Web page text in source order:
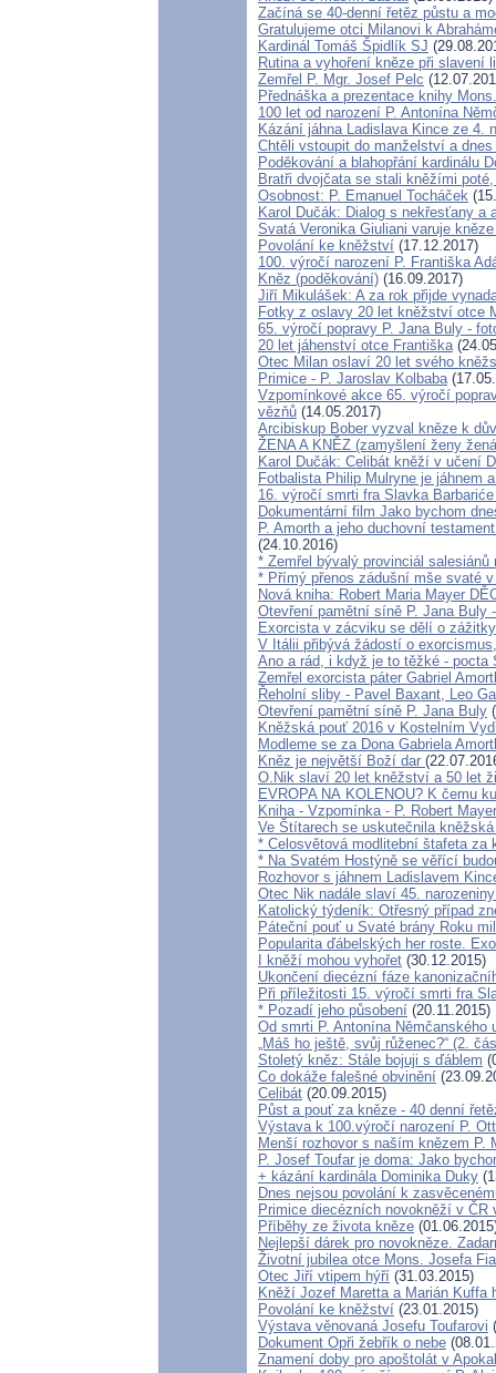
Začíná se 40-denní řetěz půstu a
Gratulujeme otci Milanovi k
Kardinál Tomáš Špidlík SJ
Rutina a vyhoření kněze při slavení
Zemřel P. Mgr. Josef Pelc
Přednáška a prezentace knihy
100 let od narození P. Antonína
Kázání jáhna Ladislava Kince ze 4.
Chtěli vstoupit do manželství a
Poděkování a blahopřání kardinálu
Bratři dvojčata se stali kněžími
Osobnost: P. Emanuel Tocháček
Karol Dučák: Dialog s nekřesťany a
Svatá Veronika Giuliani varuje
Povolání ke kněžství (17.12.2017)
100. výročí narození P. Františka
Kněz (poděkování) (16.09.2017)
Jiří Mikulášek: A za rok přijde
Fotky z oslavy 20 let kněžství otce
65. výročí popravy P. Jana Buly -
20 let jáhenství otce Františka
Otec Milan oslaví 20 let svého
Primice - P. Jaroslav Kolbaba
Vzpomínkové akce 65. výročí
vězňů (14.05.2017)
Arcibiskup Bober vyzval kněze k
ŽENA A KNĚZ (zamyšlení ženy
Karol Dučák: Celibát kněží v učení
Fotbalista Philip Mulryne je jáhnem
16. výročí smrti fra Slavka
Dokumentární film Jako bychom
P. Amorth a jeho duchovní
(24.10.2016)
* Zemřel bývalý provinciál
* Přímý přenos zádušní mše svaté
Nová kniha: Robert Maria Mayer
Otevření pamětní síně P. Jana Buly
Exorcista v zácviku se dělí o
V Itálii přibývá žádostí o
Ano a rád, i když je to těžké - pocta
Zemřel exorcista páter Gabriel
Řeholní sliby - Pavel Baxant, Leo
Otevření pamětní síně P. Jana Buly
Kněžská pouť 2016 v Kostelním
Modleme se za Dona Gabriela
Kněz je největší Boží dar
O.Nik slaví 20 let kněžství a 50 let
EVROPA NA KOLENOU? K čemu
Kniha - Vzpomínka - P. Robert Mayer
Ve Štítarech se uskutečnila
* Celosvětová modlitební štafeta za
* Na Svatém Hostýně se věřící
Rozhovor s jáhnem Ladislavem
Otec Nik nadále slaví 45.
Katolický týdeník: Otřesný případ
Páteční pouť u Svaté brány Roku
Popularita ďábelských her roste.
I kněží mohou vyhořet (30.12.2015)
Ukončení diecézní fáze
Při příležitosti 15. výročí smrti fra
* Pozadí jeho působení (20.11.2015)
Od smrti P. Antonína Němčanského
„Máš ho ještě, svůj růženec?“ (2.
Stoletý kněz: Stále bojuji s ďáblem
Co dokáže falešné obvinění
Celibát (20.09.2015)
Půst a pouť za kněze - 40 denní
Výstava k 100.výročí narození P.
Menší rozhovor s naším knězem P.
P. Josef Toufar je doma: Jako
+ kázání kardinála Dominika Duky
Dnes nejsou povolání k
Primice diecézních novokněží v ČR
Příběhy ze života kněze
Nejlepší dárek pro novokněze.
Životní jubilea otce Mons. Josefa
Otec Jiří vtipem hýří (31.03.2015)
Kněží Jozef Maretta a Marián Kuffa
Povolání ke kněžství (23.01.2015)
Výstava věnovaná Josefu Toufarovi
Dokument Opři žebřík o nebe
Znamení doby pro apoštolát v